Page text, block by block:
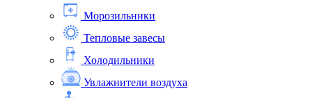
Морозильники
Тепловые завесы
Холодильники
Увлажнители воздуха